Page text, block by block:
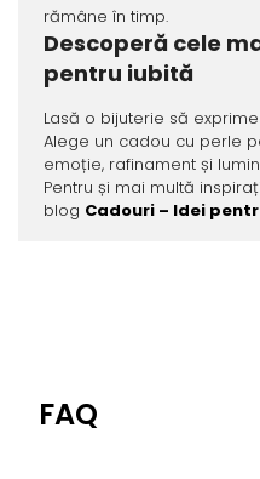
rămâne în timp.
Descoperă cele
pentru iubită
Lasă o bijuterie să
Alege un cadou cu perle
emoție, rafinament și
Pentru și mai multă
blog Cadouri – Idei
FAQ